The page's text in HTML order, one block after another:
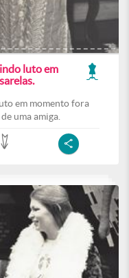
luto em
em momento fora
uma amiga.